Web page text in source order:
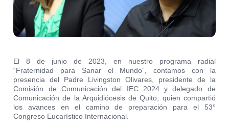
El 8 de junio de 2023, en nuestro programa radial
“Fraternidad para Sanar el Mundo”, contamos con la
presencia del Padre Livingston Olivares, presidente de la
Comisión de Comunicación del IEC 2024 y delegado de
Comunicación de la Arquidiócesis de Quito, quien compartió
los avances en el camino de preparación para el 53°
Congreso Eucarístico Internacional.